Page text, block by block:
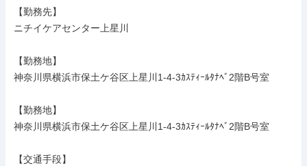
【勤務先】
ニチイケアセンター上星川
【勤務地】
神奈川県横浜市保土ケ谷区上星川1-4-3ｶｽﾃｨｰﾙﾀﾅﾍﾞ2階B号室
【勤務地】
神奈川県横浜市保土ケ谷区上星川1-4-3ｶｽﾃｨｰﾙﾀﾅﾍﾞ2階B号室
【交通手段】